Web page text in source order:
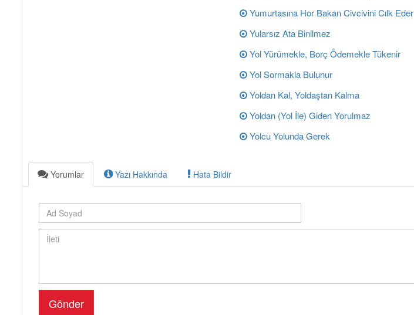
Yumurtasına Hor Bakan Civcivini Cılk Eder
Yularsız Ata Binilmez
Yol Yürümekle, Borç Ödemekle Tükenir
Yol Sormakla Bulunur
Yoldan Kal, Yoldaştan Kalma
Yoldan (Yol İle) Giden Yorulmaz
Yolcu Yolunda Gerek
Yorumlar Yazı Hakkında Hata Bildir
Gönder